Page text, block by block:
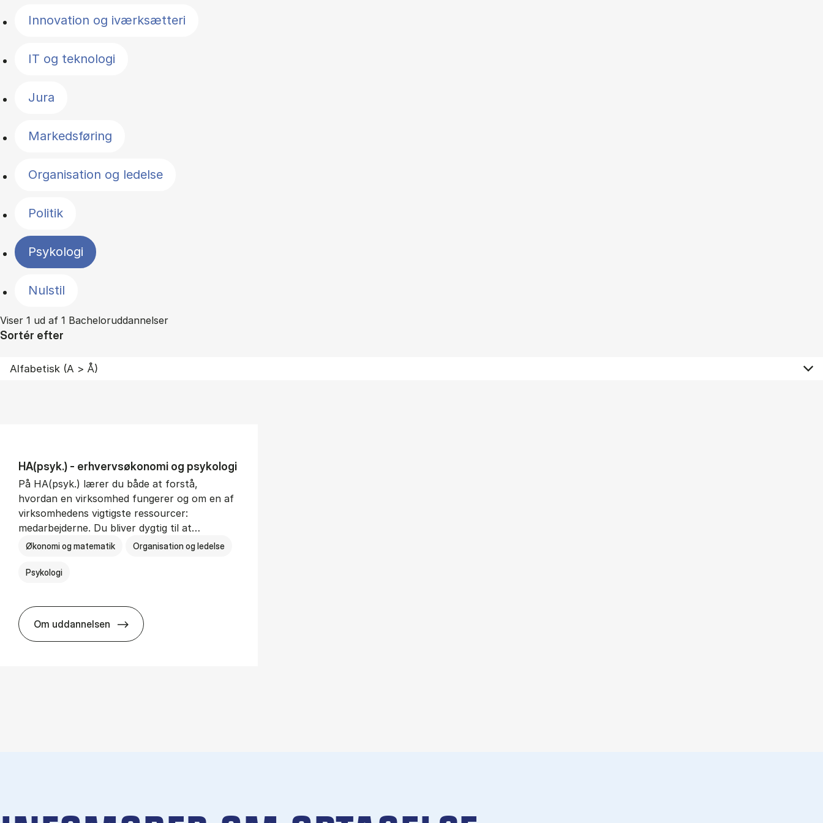
Innovation og iværksætteri
IT og teknologi
Jura
Markedsføring
Organisation og ledelse
Politik
Psykologi
Nulstil
Viser 1 ud af 1 Bacheloruddannelser
Sortér efter
HA(psyk.) - erhvervs­økonomi og psy­ko­lo­gi
På HA(psyk.) lærer du både at forstå,
hvordan en virksomhed fungerer og om en af
virksomhedens vigtigste ressourcer:
medarbejderne. Du bliver dygtig til at…
Økonomi og matematik Organisation og ledelse
Psykologi
Om uddannelsen
HA(psyk.) - erhvervs­økonomi og psy­ko­lo­gi